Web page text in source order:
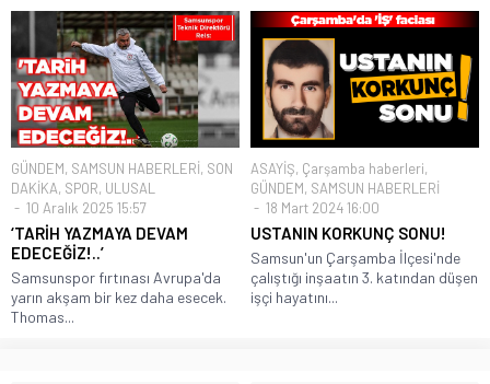
GÜNDEM, SAMSUN HABERLERİ, SON
DAKİKA, SPOR, ULUSAL
10 Aralık 2025 15:57
‘TARİH YAZMAYA DEVAM
EDECEĞİZ!..’
Samsunspor fırtınası Avrupa'da
yarın akşam bir kez daha esecek.
Thomas...
ASAYİŞ, Çarşamba haberleri,
GÜNDEM, SAMSUN HABERLERİ
18 Mart 2024 16:00
USTANIN KORKUNÇ SONU!
Samsun'un Çarşamba İlçesi'nde
çalıştığı inşaatın 3. katından düşen
işçi hayatını...